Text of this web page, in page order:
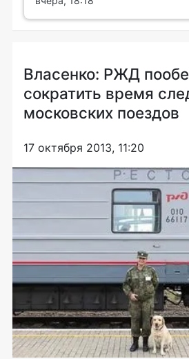
Власенко: РЖД
сократить время
московских поездов
17 октября 2013, 11:20